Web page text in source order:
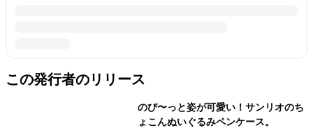
この発行者のリリース
のび〜っと姿が可愛い！サンリオのち
ょこんぬいぐるみペンケース。